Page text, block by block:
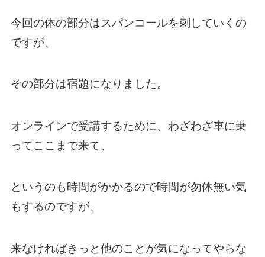
今回の体の部分はスパンコールを刺していくの
ですが、
その部分は宿題になりました。
オンラインで受講するために、わざわざ車に乗
ってここまで来て、
というのも時間がかかるので時間が勿体無い気
もするのですが、
来なければきっと他のことが気になってやらな